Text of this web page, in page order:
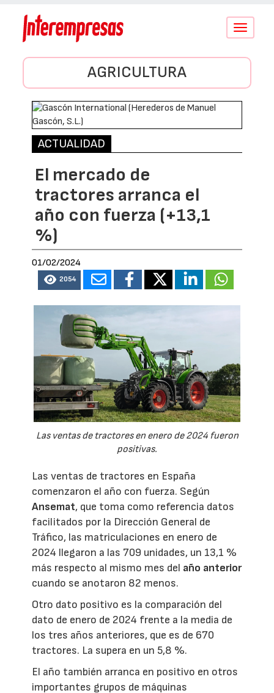
Conmutar
AGRICULTURA
ACTUALIDAD
El mercado de
tractores arranca el
año con fuerza (+13,1
%)
01/02/2024
2054
Las ventas de tractores en enero de 2024 fueron
positivas.
Las ventas de tractores en España
comenzaron el año con fuerza. Según
Ansemat, que toma como referencia datos
facilitados por la Dirección General de
Tráfico, las matriculaciones en enero de
2024 llegaron a las 709 unidades, un 13,1 %
más respecto al mismo mes del año anterior
cuando se anotaron 82 menos.
Otro dato positivo es la comparación del
dato de enero de 2024 frente a la media de
los tres años anteriores, que es de 670
tractores. La supera en un 5,8 %.
El año también arranca en positivo en otros
importantes grupos de máquinas